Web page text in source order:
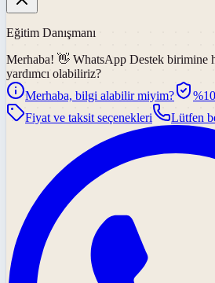
Eğitim Danışmanı
Merhaba! 👋 WhatsApp Destek birimine
yardımcı olabiliriz?
Merhaba, bilgi alabilir miyim?
Fiyat ve taksit seçenekleri
Lütfen